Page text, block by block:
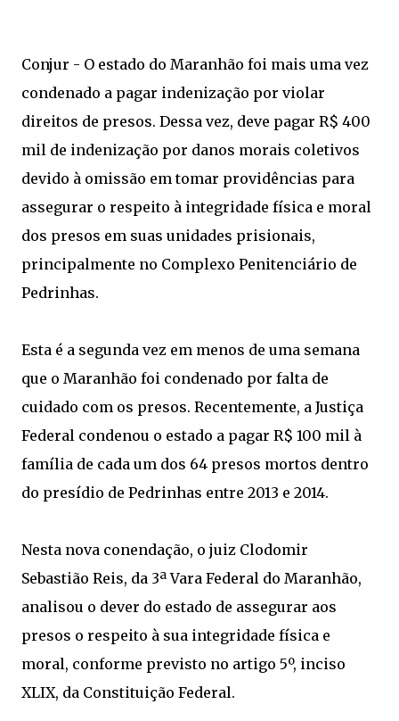
Conjur - O estado do Maranhão foi mais uma vez
condenado a pagar indenização por violar
direitos de presos. Dessa vez, deve pagar R$ 400
mil de indenização por danos morais coletivos
devido à omissão em tomar providências para
assegurar o respeito à integridade física e moral
dos presos em suas unidades prisionais,
principalmente no Complexo Penitenciário de
Pedrinhas.
Esta é a segunda vez em menos de uma semana
que o Maranhão foi condenado por falta de
cuidado com os presos. Recentemente, a Justiça
Federal condenou o estado a pagar R$ 100 mil à
família de cada um dos 64 presos mortos dentro
do presídio de Pedrinhas entre 2013 e 2014.
Nesta nova conendação, o juiz Clodomir
Sebastião Reis, da 3ª Vara Federal do Maranhão,
analisou o dever do estado de assegurar aos
presos o respeito à sua integridade física e
moral, conforme previsto no artigo 5º, inciso
XLIX, da Constituição Federal.